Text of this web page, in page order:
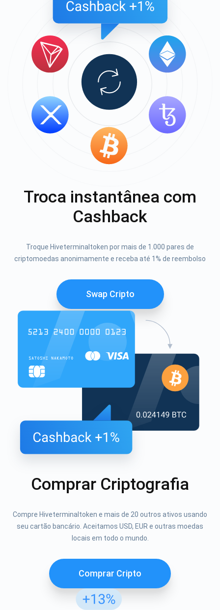
Troca instantânea com
Cashback
Troque Hiveterminaltoken por mais de 1.000 pares de
criptomoedas anonimamente e receba até 1% de reembolso
Swap Cripto
Comprar Criptografia
Compre Hiveterminaltoken e mais de 20 outros ativos usando
seu cartão bancário. Aceitamos USD, EUR e outras moedas
locais em todo o mundo.
Comprar Cripto